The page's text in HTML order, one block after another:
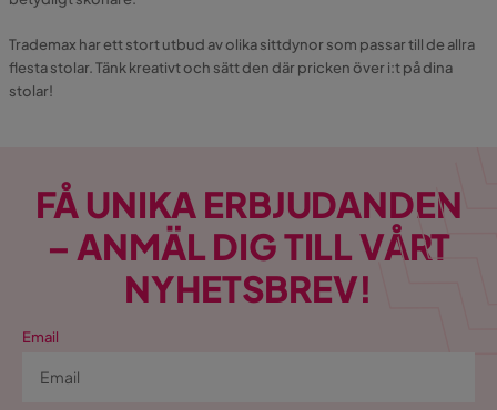
Trademax har ett stort utbud av olika sittdynor som passar till de allra
flesta stolar. Tänk kreativt och sätt den där pricken över i:t på dina
stolar!
FÅ UNIKA ERBJUDANDEN
– ANMÄL DIG TILL VÅRT
NYHETSBREV!
Email